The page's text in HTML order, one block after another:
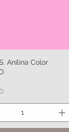
Vista rápida
Anilina Color